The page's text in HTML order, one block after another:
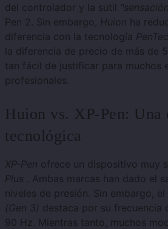
del controlador y la sutil
Pen 2. Sin embargo, Huion ha
diferencia con la tecnología
la diferencia de precio de más de
tan fácil de justificar para muchos
profesionales.
Huion vs. XP-Pen: Una
tecnológica
XP-Pen ofrece un dispositivo muy
Plus . Ambas marcas han dado el
niveles de presión. Sin embargo, el
(Gen 3) destaca por su frecuencia
90 Hz. Mientras tanto, muchos